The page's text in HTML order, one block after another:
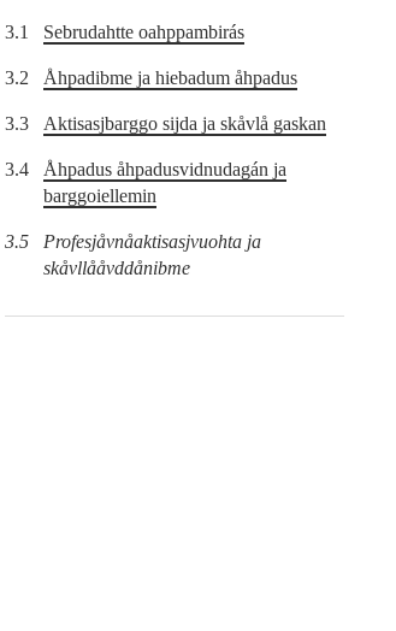
3.1 Sebrudahtte oahppambirás
3.2 Åhpadibme ja hiebadum åhpadus
3.3 Aktisasjbarggo sijda ja skåvlå gaskan
3.4
Åhpadus åhpadusvidnudagán ja
barggoiellemin
3.5
Profesjåvnåaktisasjvuohta ja
skåvllååvddånibme